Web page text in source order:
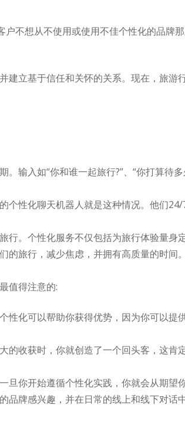
不想从不使用或使用不佳个性化的品牌那
建立基于信任和关怀的关系。现在，旅游
输入如“你和谁一起旅行?”、“你打算待多
性化聊天机器人就是这种情况。他们
。个性化服务不仅包括为旅行体验量身
旅行，减少焦虑，并拥有高质量的时间。
值得注意的:
化可以帮助你获得优势，因为你可以提
收获时，你就创造了一个回头客，这肯
你开始遵循个性化实践，你就会从期望
品牌感兴趣，并在日常的线上和线下对话